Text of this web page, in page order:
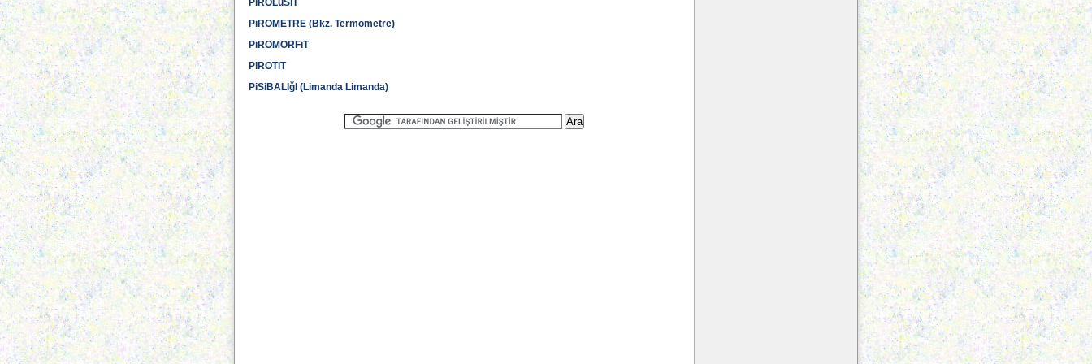
PiROLüSiT
PiROMETRE (Bkz. Termometre)
PiROMORFiT
PiROTiT
PiSiBALIğI (Limanda Limanda)